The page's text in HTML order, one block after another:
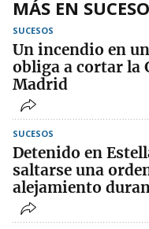
MÁS EN
SUCESOS
Un incendio en
obliga a cortar la
Madrid
SUCESOS
Detenido en
saltarse una
alejamiento